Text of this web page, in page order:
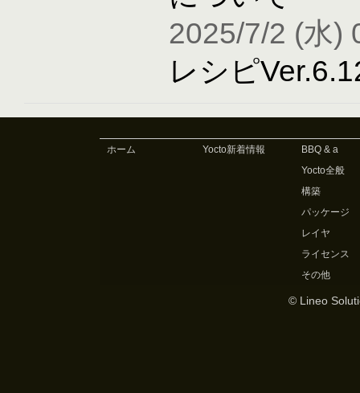
2025/7/2 (水)
レシピ
ホーム Yocto新着情報
BBQ & a
Yocto全般
構築
パッケージ
レイヤ
ライセンス
その他
© Lineo